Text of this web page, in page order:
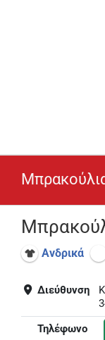
Ανδρικά
Διεύθυνση
Τηλέφωνο